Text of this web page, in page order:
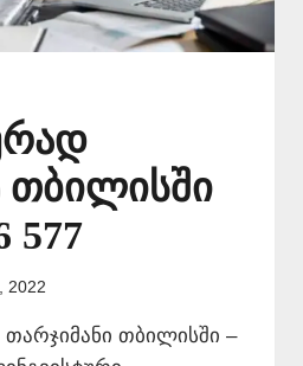
თბილისში
577
2022
თბილისში –